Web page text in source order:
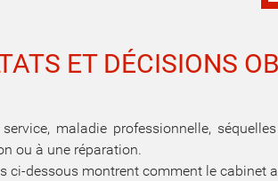
ET DÉCISIONS
maladie professionnelle,
ou à une réparation.
ci-dessous montrent comment le cabinet